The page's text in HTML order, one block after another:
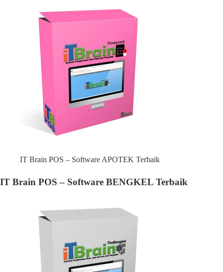
IT Brain POS – Software APOTEK Terbaik
IT Brain POS – Software BENGKEL Terbaik